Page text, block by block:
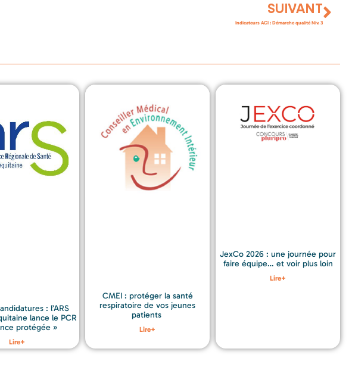
SUIVANT
Indicateurs ACI : Démarche qualité Niv. 3
: l’ARS
lance le PCR
protégée »
Lire+
CMEI : protéger la santé
respiratoire de vos jeunes
patients
Lire+
JexCo 2026 : une journée pour
faire équipe… et voir plus loin
Lire+